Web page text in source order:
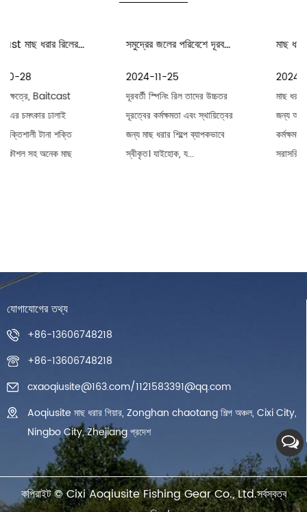
সমুদ্রের জলের পরিবেশে দূরবর্তী স্পিনিং রিলগুলির রক্ষণাবেক্ষণ ও যত্নের জন্য কী কী সতর্কতা রয়েছে
দূরবর্তী স্পিনিং রিল তাদের উচ্চতর
দূরত্বের কর্মক্ষমতা এবং স্থায়িত্বের
জন্য মাছ ধরার শিল্পে ব্যাপকভাবে
স্বীকৃত। যাইহোক, য...
মাছ ধরার গিয়ার এবং মাছ ধরার রড রক্ষণাবেক্ষণের জন্য কী কী সতর্কতা রয়েছে
মাছ ধরার রড মাছ ধরার কার্যক্রমের
জন্য অপরিহার্য হাতিয়ার। তাদের
কর্মক্ষমতা স্থায়িত্ব এবং স্থায়িত্ব
সরাসরি মাছ ধরার সাফল...
যোগাযোগের তথ্য
+86-13606748218
+86-13606748218
cxaoqiusite@163.com/1121583391@qq.com
Aoqiusite মাছ ধরার গিয়ার, Zonghan chaotang শিল্প অঞ্চল, Cixi City,
Ningbo City, Zhejiang প্রদেশ
কপিরাইট ©Cixi Aoqiusite Fishing Gear Co., Ltd.সর্বস্বত্ব